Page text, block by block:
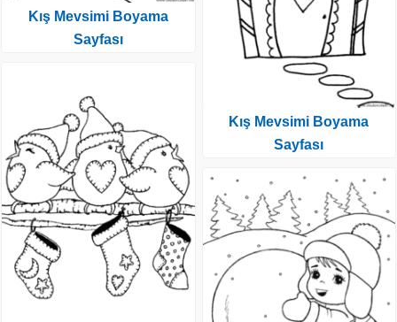
Kış Mevsimi Boyama
Sayfası
Kış Mevsimi Boyama
Sayfası